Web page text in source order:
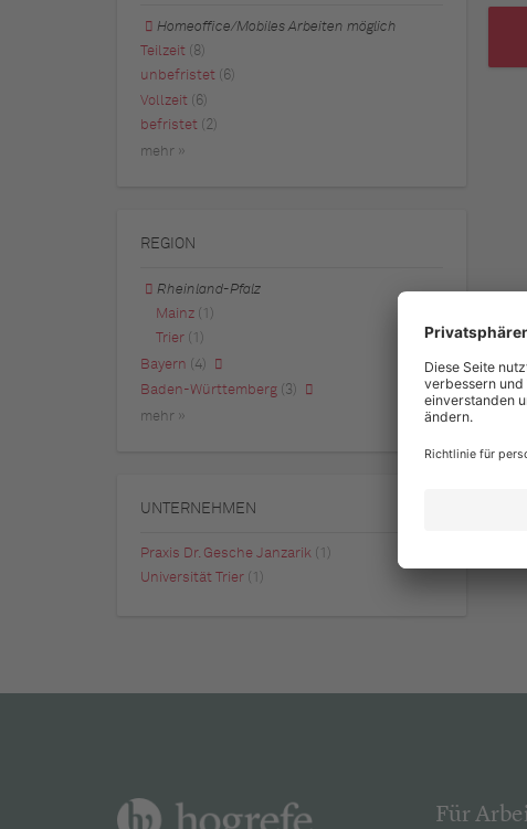
Homeoffice/Mobiles Arbeiten möglich
Teilzeit
(8)
unbefristet
(6)
Vollzeit (6)
befristet (2)
mehr »
REGION
Rheinland-Pfalz
Mainz
(1)
Trier
(1)
Bayern (4)
Baden-Württemberg (3)
mehr »
UNTERNEHMEN
Praxis Dr. Gesche Janzarik (1)
Universität Trier
(1)
Für